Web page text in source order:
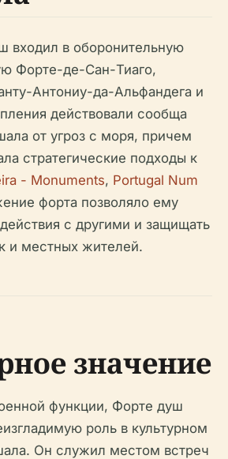
входил в оборонительную
Форте-де-Сан-Тиаго,
Антониу-да-Альфандега и
действовали сообща
от угроз с моря, причем
стратегические подходы к
- Monuments, Portugal Num
форта позволяло ему
с другими и защищать
и местных жителей.
значение
функции, Форте душ
роль в культурном
Он служил местом встреч